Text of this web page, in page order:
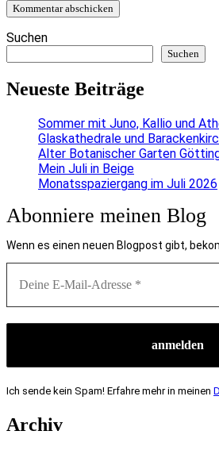
Suchen
Suchen
Neueste Beiträge
Sommer mit Juno, Kallio und
Glaskathedrale und
Alter Botanischer Garten
Mein Juli in Beige
Monatsspaziergang im Juli 2026
Abonniere meinen Blog
Wenn es einen neuen Blogpost gibt,
Ich sende kein Spam! Erfahre mehr in meinen
Archiv